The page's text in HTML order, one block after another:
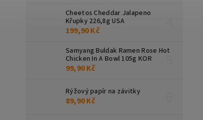
Cheetos Cheddar Jalapeno
Křupky 226,8g USA
199,90 Kč
Samyang Buldak Ramen Rose Hot
Chicken In A Bowl 105g KOR
99,90 Kč
Rýžový papír na závitky
89,90 Kč